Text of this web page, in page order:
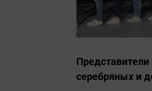
серебряных и